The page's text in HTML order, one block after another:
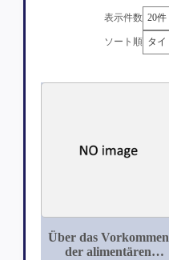
表示件数
ソート順
Über das Vorkommen
der alimentären